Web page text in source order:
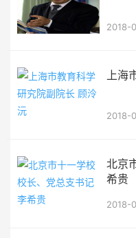
2018-
上海
2018-
北京
希贵
2018-